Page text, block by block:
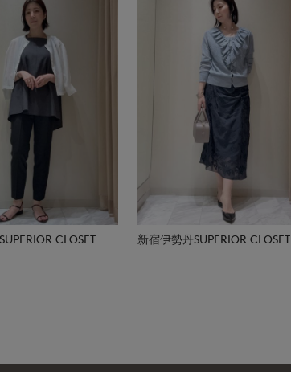
CLOSET 新宿伊勢丹SUPERIOR CLOSET